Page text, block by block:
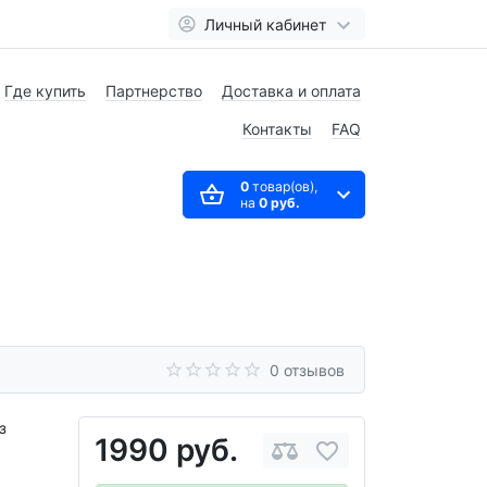
Личный кабинет
Где купить Партнерство Доставка и оплата
Контакты FAQ
0товар(ов),
на 0 руб.
0 отзывов
1990 руб.